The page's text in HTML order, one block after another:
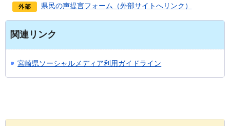
県民の声提言フォーム（外部サイトへリンク）
関連リンク
宮崎県ソーシャルメディア利用ガイドライン